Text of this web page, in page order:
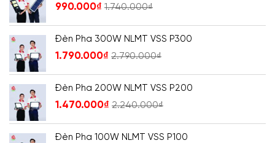
990.000₫ 1.740.000₫
Đèn Pha 300W NLMT VSS P300
1.790.000₫ 2.790.000₫
Đèn Pha 200W NLMT VSS P200
1.470.000₫ 2.240.000₫
Đèn Pha 100W NLMT VSS P100